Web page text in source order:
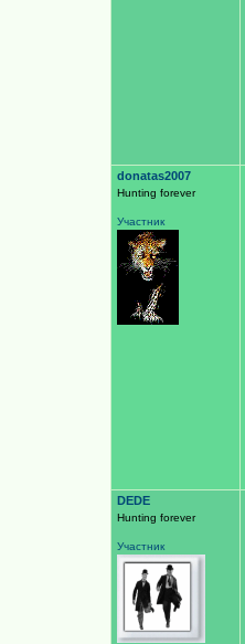
donatas2007
Hunting forever
Участник
DEDE
Hunting forever
Участник